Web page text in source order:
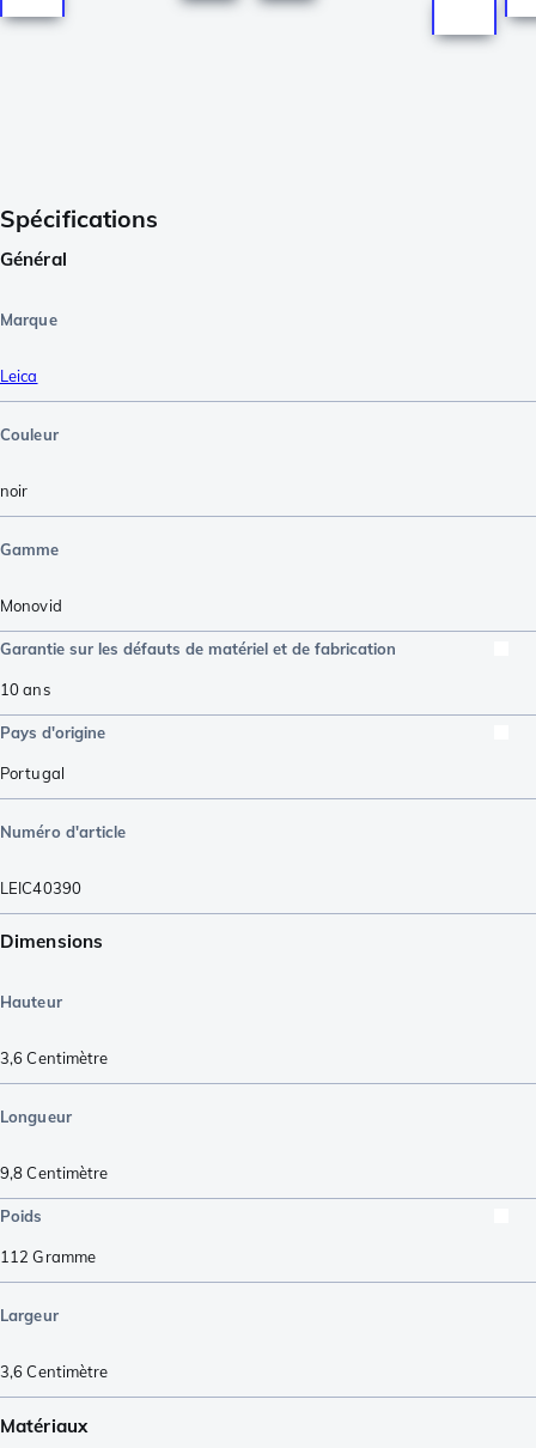
Spécifications
Général
Marque
Leica
Couleur
noir
Gamme
Monovid
Garantie sur les défauts de matériel et de fabrication
10 ans
Pays d'origine
Portugal
Numéro d'article
LEIC40390
Dimensions
Hauteur
3,6Centimètre
Longueur
9,8Centimètre
Poids
112 Gramme
Largeur
3,6Centimètre
Matériaux